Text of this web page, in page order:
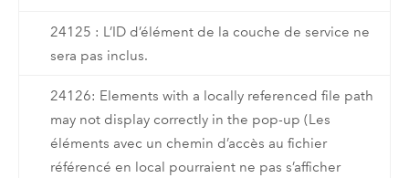
24125 : L’ID d’élément de la couche de service ne
sera pas inclus.
24126: Elements with a locally referenced file path
may not display correctly in the pop-up (Les
éléments avec un chemin d’accès au fichier
référencé en local pourraient ne pas s’afficher